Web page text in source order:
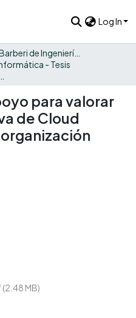
Log In
Facultad Barberi de Ingeniería, Diseño y Ciencias Aplicadas
- Tesis
para valorar
de Cloud
(2.48 MB)